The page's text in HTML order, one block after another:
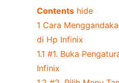
Contents hide
1 Cara
di Hp Infinix
1.1 #1. Buka
Infinix